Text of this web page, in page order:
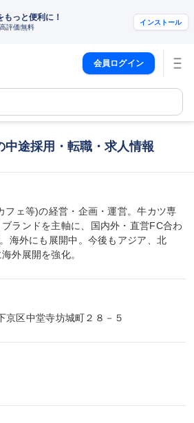
っと便利に！
評価無料
インストール
会員ログイン
中途採用・転職・求人情報
フェ等)の経営・企画・運営。牛カツ専
ランドを主軸に、国内外・直営FC合わ
海外にも展開中。今後もアジア、北
外展開を強化。
区中堂寺坊城町２８－５